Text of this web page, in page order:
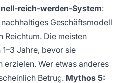
reich-werden-System:
Geschäftsmodell
Reichtum. Die meisten
Jahre, bevor sie
erzielen. Wer etwas anderes
Betrug. Mythos 5: